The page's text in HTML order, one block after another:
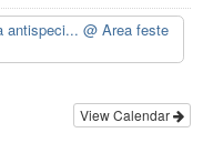
antispeci... @ Area feste
View Calendar